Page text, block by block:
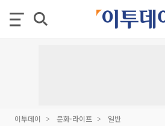
이투데이 문화·라이프 일반